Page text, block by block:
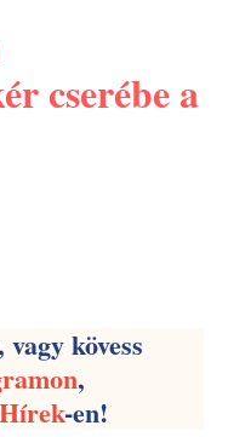
cserébe a
, vagy kövess
,
-en!